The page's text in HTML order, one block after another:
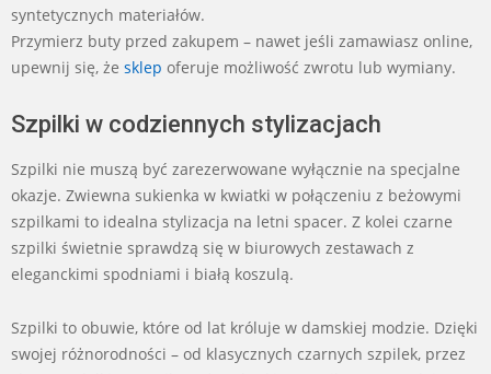
syntetycznych materiałów.
Przymierz buty przed zakupem – nawet jeśli zamawiasz online,
upewnij się, że sklep oferuje możliwość zwrotu lub wymiany.
Szpilki w codziennych stylizacjach
Szpilki nie muszą być zarezerwowane wyłącznie na specjalne
okazje. Zwiewna sukienka w kwiatki w połączeniu z beżowymi
szpilkami to idealna stylizacja na letni spacer. Z kolei czarne
szpilki świetnie sprawdzą się w biurowych zestawach z
eleganckimi spodniami i białą koszulą.
Szpilki to obuwie, które od lat króluje w damskiej modzie. Dzięki
swojej różnorodności – od klasycznych czarnych szpilek, przez